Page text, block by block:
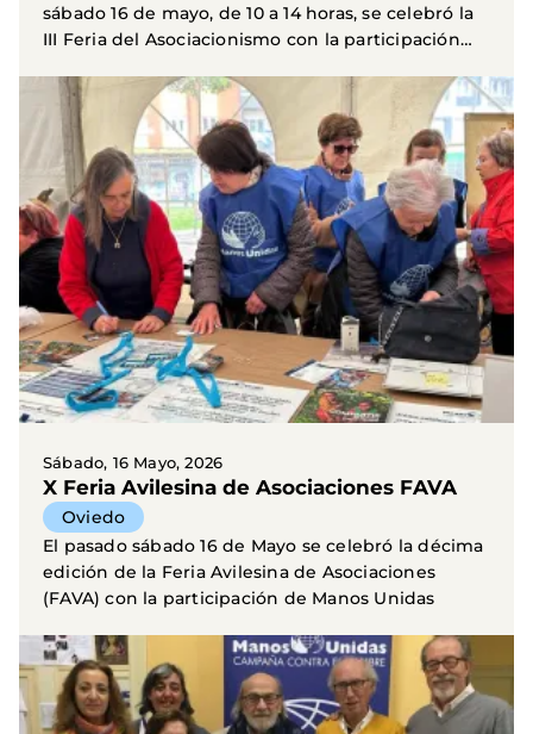
sábado 16 de mayo, de 10 a 14 horas, se celebró la
III Feria del Asociacionismo con la participación
Sábado, 16 Mayo, 2026
X Feria Avilesina de Asociaciones FAVA
Oviedo
El pasado sábado 16 de Mayo se celebró la décima
edición de la Feria Avilesina de Asociaciones
(FAVA) con la participación de Manos Unidas